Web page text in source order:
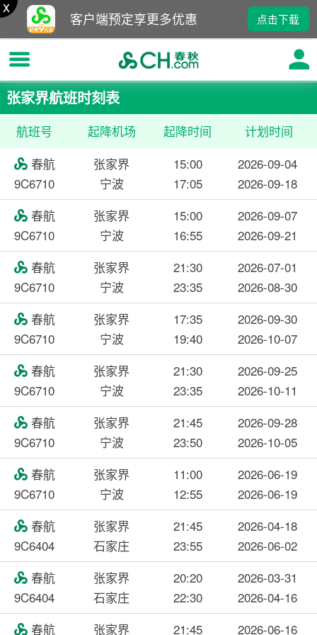
点击下载
客户端预定享更多优惠
x
张家界航班时刻表
航班号 起降机场 起降时间 计划时间
春航
9C6710
张家界
宁波
15:00
17:05
2026-09-04
2026-09-18
春航
9C6710
张家界
宁波
15:00
16:55
2026-09-07
2026-09-21
春航
9C6710
张家界
宁波
21:30
23:35
2026-07-01
2026-08-30
春航
9C6710
张家界
宁波
17:35
19:40
2026-09-30
2026-10-07
春航
9C6710
张家界
宁波
21:30
23:35
2026-09-25
2026-10-11
春航
9C6710
张家界
宁波
21:45
23:50
2026-09-28
2026-10-05
春航
9C6710
张家界
宁波
11:00
12:55
2026-06-19
2026-06-19
春航
9C6404
张家界
石家庄
21:45
23:55
2026-04-18
2026-06-02
春航
9C6404
张家界
石家庄
20:20
22:30
2026-03-31
2026-04-16
春航 张家界 21:45 2026-06-16